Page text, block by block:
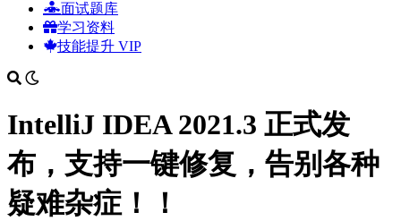
面试题库
学习资料
技能提升 VIP
IntelliJ IDEA 2021.3 正式发
布，支持一键修复，告别各种
疑难杂症！！